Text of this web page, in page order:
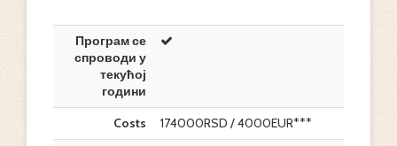
Програм се
спроводи у
текућој
години
Costs
174000RSD / 4000EUR***